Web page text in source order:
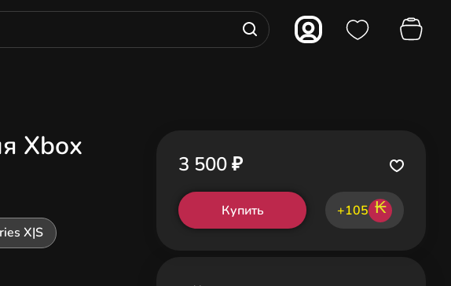
Xbox
X|S
3 500 ₽
Купить +105 ₭